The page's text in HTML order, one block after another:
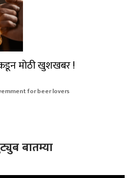
मोठी खुशखबर !
for beer lovers
बातम्या